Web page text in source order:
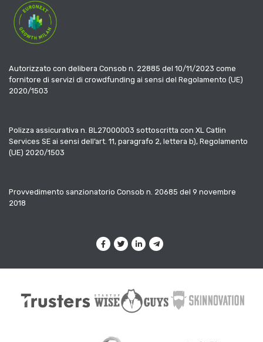
Autorizzato con delibera Consob n. 22885 del 10/11/2023 come
fornitore di servizi di crowdfunding ai sensi del Regolamento (UE)
2020/1503
Polizza assicurativa n. BL27000003 sottoscritta con XL Catlin
Services SE ai sensi dell’art. 11, paragrafo 2, lettera b), Regolamento
(UE) 2020/1503
Provvedimento sanzionatorio Consob n. 20685 del 9 novembre
2018